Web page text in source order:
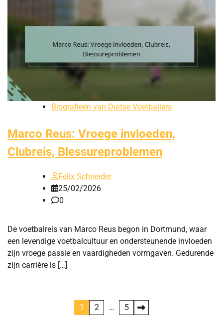
Biografieën van Duitse Voetballers
Marco Reus: Vroege invloeden,
Clubreis, Blessureproblemen
Felix Schneider
25/02/2026
0
De voetbalreis van Marco Reus begon in Dortmund, waar
een levendige voetbalcultuur en ondersteunende invloeden
zijn vroege passie en vaardigheden vormgaven. Gedurende
zijn carrière is […]
1 2 … 5